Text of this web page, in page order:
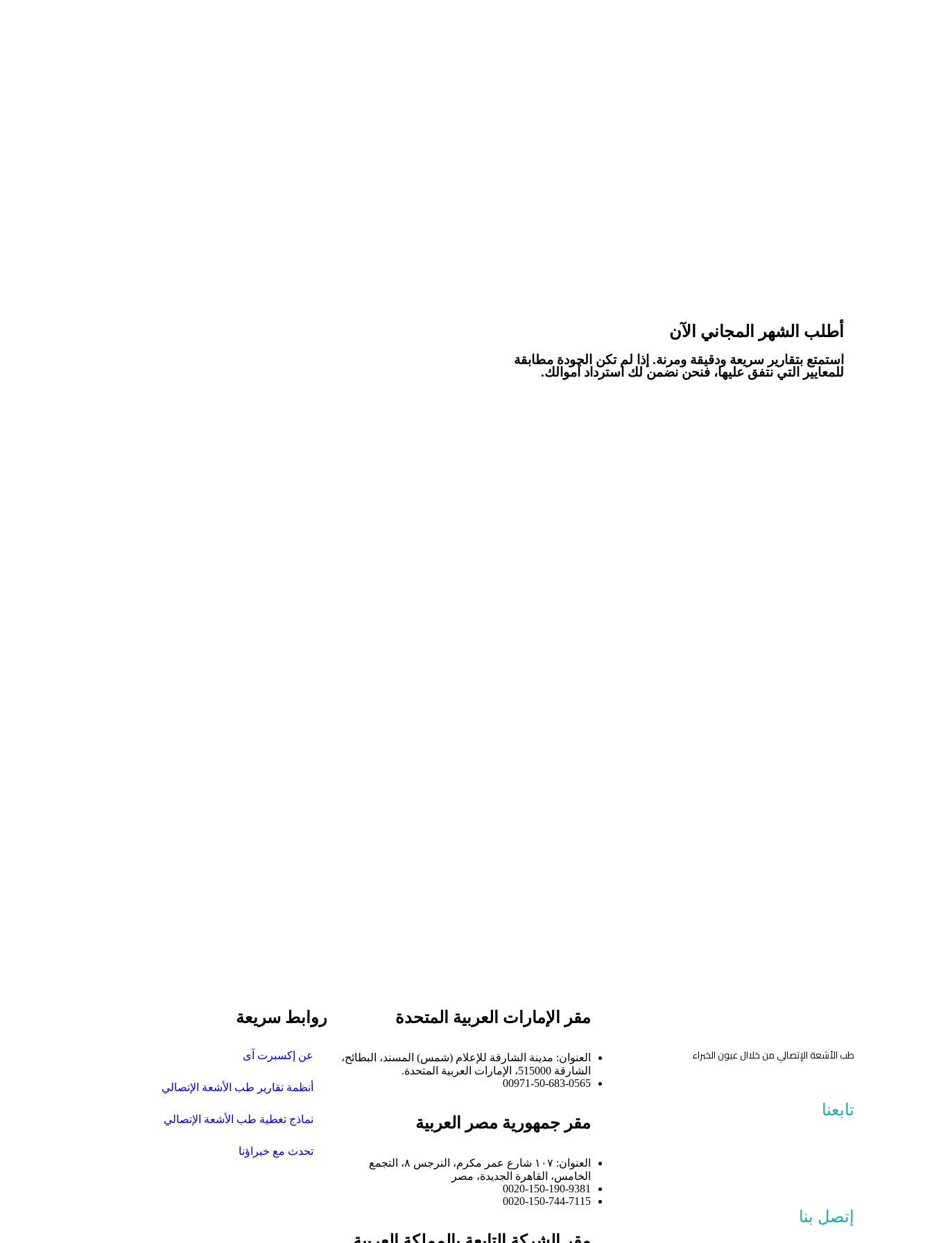
أطلب الشهر المجاني الآن
استمتع بتقارير سريعة ودقيقة ومرنة. إذا لم تكن الجودة مطابقة
للمعايير التي نتفق عليها، فنحن نضمن لك استرداد أموالك.
طب الأشعة الإتصالي من خلاال عيون الخبراء
تابعنا
إتصل بنا
مقر الإمارات العربية المتحدة
العنوان: مدينة الشارقة للإعلام (شمس) المسند، البطائح،
الشارقة 515000، الإمارات العربية المتحدة.
00971-50-683-0565
مقر جمهورية مصر العربية
العنوان: ١٠٧ شارع عمر مكرم، النرجس ٨، التجمع
الخامس، القاهرة الجديدة، مصر
0020-150-190-9381
0020-150-744-7115
روابط سريعة
عن إكسبرت آى
أنظمة تقارير طب الأشعة الإتصالي
نماذج تغطية طب الأشعة الإتصالي
تحدث مع خبراؤنا